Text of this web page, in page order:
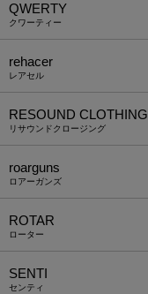
QWERTY
クワーティー
rehacer
レアセル
RESOUND CLOTHING
リサウンドクロージング
roarguns
ロアーガンズ
ROTAR
ローター
SENTI
センティ